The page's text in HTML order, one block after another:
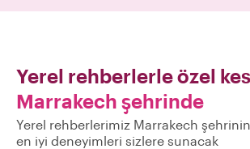
Yerel rehberlerle özel
Marrakech şehrinde
Yerel rehberlerimiz Marrakech
en iyi deneyimleri sizlere sunacak